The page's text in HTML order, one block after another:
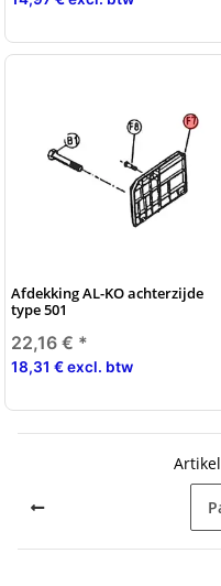
Afdekking AL-KO achterzijde
type 501
22,16 € *
18,31 € excl. btw